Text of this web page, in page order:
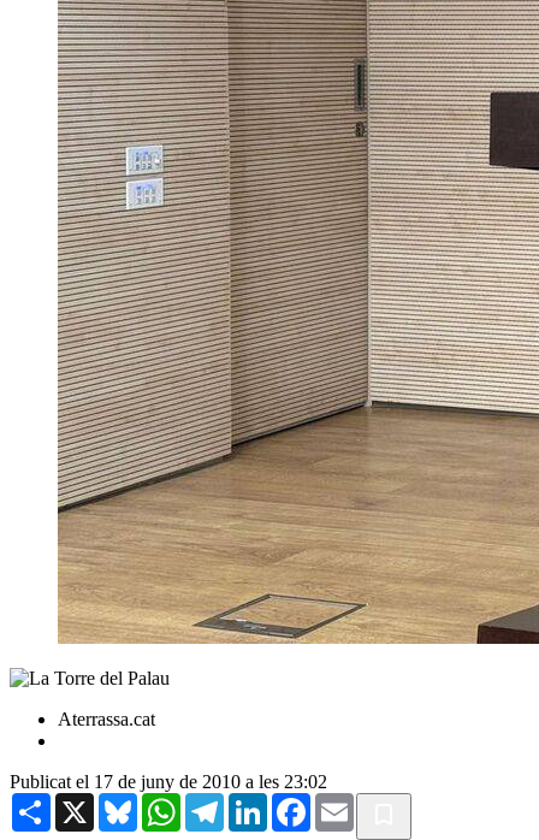
Aterrassa.cat
Publicat el 17 de juny de 2010 a les 23:02
Share X BlueskyWhatsAppTelegramLinkedInFacebook
Email